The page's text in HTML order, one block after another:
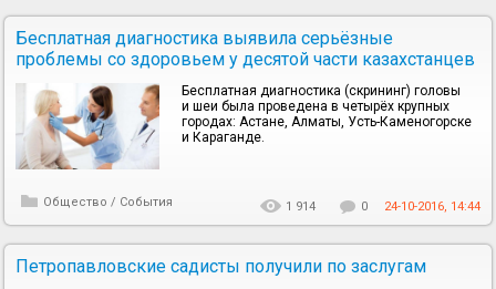
Бесплатная диагностика выявила серьёзные
проблемы со здоровьем у десятой части казахстанцев
Бесплатная диагностика (скрининг) головы
и шеи была проведена в четырёх крупных
городах: Астане, Алматы, Усть-Каменогорске
и Караганде.
Общество / События 1 914 0 24-10-2016, 14:44
Петропавловские садисты получили по заслугам